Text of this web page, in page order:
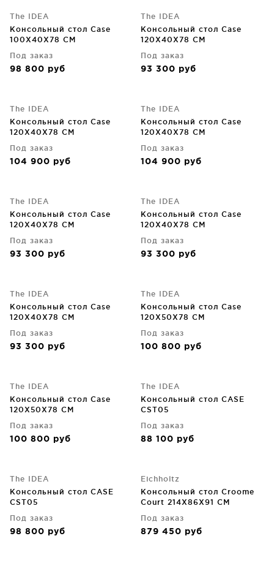
The IDEA
Консольный стол Case
100X40X78 CM
Под заказ
98 800 руб
The IDEA
Консольный стол Case
120X40X78 CM
Под заказ
93 300 руб
The IDEA
Консольный стол Case
120X40X78 CM
Под заказ
104 900 руб
The IDEA
Консольный стол Case
120X40X78 CM
Под заказ
104 900 руб
The IDEA
Консольный стол Case
120X40X78 CM
Под заказ
93 300 руб
The IDEA
Консольный стол Case
120X40X78 CM
Под заказ
93 300 руб
The IDEA
Консольный стол Case
120X40X78 CM
Под заказ
93 300 руб
The IDEA
Консольный стол Case
120X50X78 CM
Под заказ
100 800 руб
The IDEA
Консольный стол Case
120X50X78 CM
Под заказ
100 800 руб
The IDEA
Консольный стол CASE
CST05
Под заказ
88 100 руб
The IDEA
Консольный стол CASE
CST05
Под заказ
98 800 руб
Eichholtz
Консольный стол Croome
Court 214X86X91 CM
Под заказ
879 450 руб